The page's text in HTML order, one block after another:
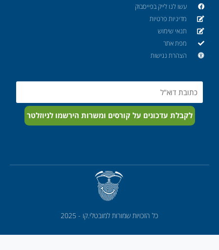
עשו לנו לייק בפייסבוק
מדיניות פרטיות
תנאי שימוש
מפת אתר
הצהרת נגישות
Email
לקבלת עדכונים על קורסים ומשרות הירשמו לניוזלטר
כל הזכויות שמורות למובטלי.קו - 2025